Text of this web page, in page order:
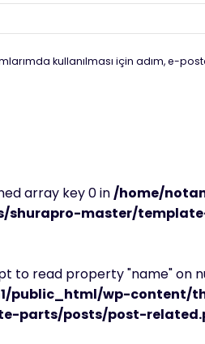
kullanılması için adım, e-
array key 0 in/home/
shurapro-master/
to read property "name" on
public_html/wp-content/
parts/posts/post-